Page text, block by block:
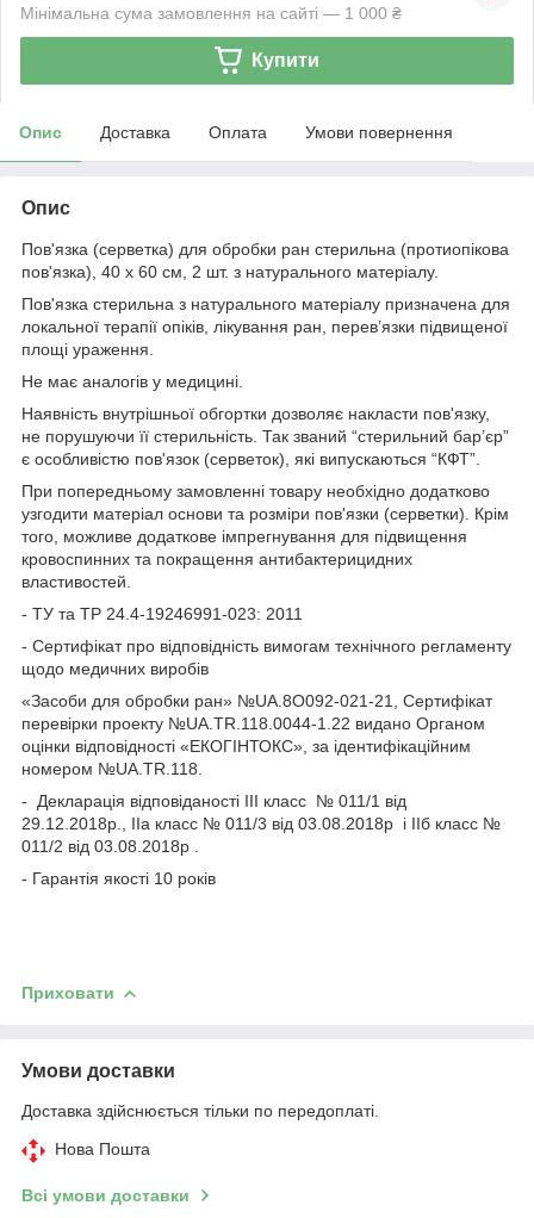
Мінімальна сума замовлення на сайті — 1 000 ₴
Купити
Опис Доставка Оплата Умови повернення
Опис
Пов'язка (серветка) для обробки ран стерильна (протиопікова
пов'язка), 40 x 60 см, 2 шт. з натурального матеріалу.
Пов'язка стерильна з натурального матеріалу призначена для
локальної терапії опіків, лікування ран, перев’язки підвищеної
площі ураження.
Не має аналогів у медицині.
Наявність внутрішньої обгортки дозволяє накласти пов'язку,
не порушуючи її стерильність. Так званий “стерильний бар’єр”
є особливістю пов'язок (серветок), які випускаються “КФТ”.
При попередньому замовленні товару необхідно додатково
узгодити матеріал основи та розміри пов'язки (серветки). Крім
того, можливе додаткове імпрегнування для підвищення
кровоспинних та покращення антибактерицидних
властивостей.
- ТУ та ТР 24.4-19246991-023: 2011
- Сертифікат про відповідність вимогам технічного регламенту
щодо медичних виробів
«Засоби для обробки ран» №UA.8O092-021-21, Сертифікат
перевірки проекту №UA.TR.118.0044-1.22 видано Органом
оцінки відповідності «ЕКОГІНТОКС», за ідентифікаційним
номером №UA.TR.118.
- Декларація відповіданості ІІІ класс № 011/1 від
29.12.2018р., ІІа класс № 011/3 від 03.08.2018р і ІІб класс №
011/2 від 03.08.2018р .
- Гарантія якості 10 років
Приховати
Умови доставки
Доставка здійснюється тільки по передоплаті.
Нова Пошта
Всі умови доставки